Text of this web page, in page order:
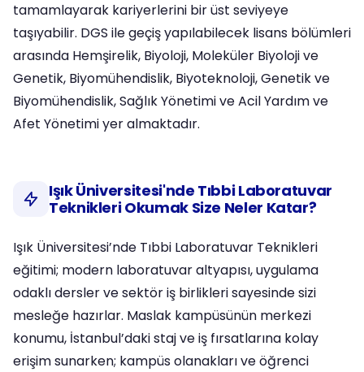
tamamlayarak kariyerlerini bir üst seviyeye
taşıyabilir. DGS ile geçiş yapılabilecek lisans bölümleri
arasında Hemşirelik, Biyoloji, Moleküler Biyoloji ve
Genetik, Biyomühendislik, Biyoteknoloji, Genetik ve
Biyomühendislik, Sağlık Yönetimi ve Acil Yardım ve
Afet Yönetimi yer almaktadır.
Işık Üniversitesi'nde Tıbbi Laboratuvar
Teknikleri Okumak Size Neler Katar?
Işık Üniversitesi’nde Tıbbi Laboratuvar Teknikleri
eğitimi; modern laboratuvar altyapısı, uygulama
odaklı dersler ve sektör iş birlikleri sayesinde sizi
mesleğe hazırlar. Maslak kampüsünün merkezi
konumu, İstanbul’daki staj ve iş fırsatlarına kolay
erişim sunarken; kampüs olanakları ve öğrenci